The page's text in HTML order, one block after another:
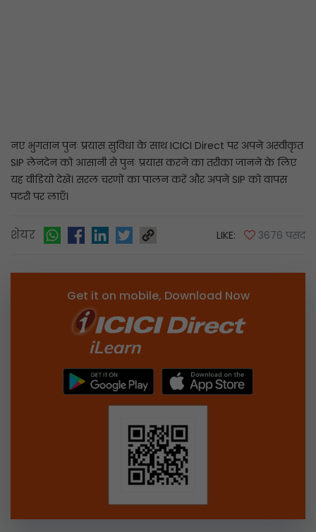
नए भुगतान पुनः प्रयास सुविधा के साथ ICICI Direct पर अपने अस्वीकृत
SIP लेनदेन को आसानी से पुनः प्रयास करने का तरीका जानने के लिए
यह वीडियो देखें। सरल चरणों का पालन करें और अपने SIP को वापस
पटरी पर लाएँ।
शेयर LIKE: 3676 पसंद
Get it on mobile, Download Now